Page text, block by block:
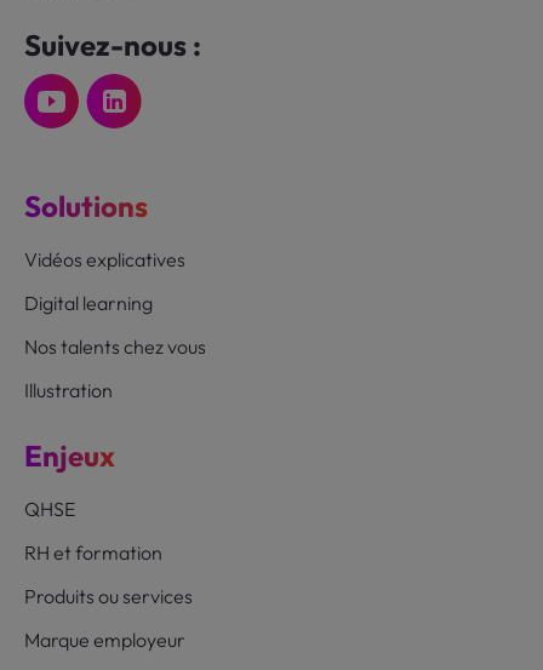
Suivez-nous :
Solutions
Vidéos explicatives
Digital learning
Nos talents chez vous
Illustration
Enjeux
QHSE
RH et formation
Produits ou services
Marque employeur